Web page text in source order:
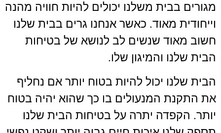
מגורים בבית משלנו יכולים להיות חוויה מהנה
וייחודית מאוד. כאשר אנחנו גרים בבית שלנו
חשוב מאוד שנשים לב לנושא של בטיחות
הבית שלנו והמיגון שלו.
הבית שלנו יכול להיות בטוח יותר אם נחליף
את התקנת המנעולים בו כך שהוא יהיה בטוח
יותר. הקפדה יתרה על בטיחות הבית שלנו